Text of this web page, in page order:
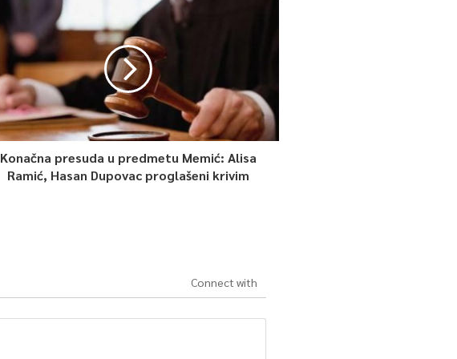
Konačna presuda u predmetu Memić: Alisa
Ramić, Hasan Dupovac proglašeni krivim
Connect with